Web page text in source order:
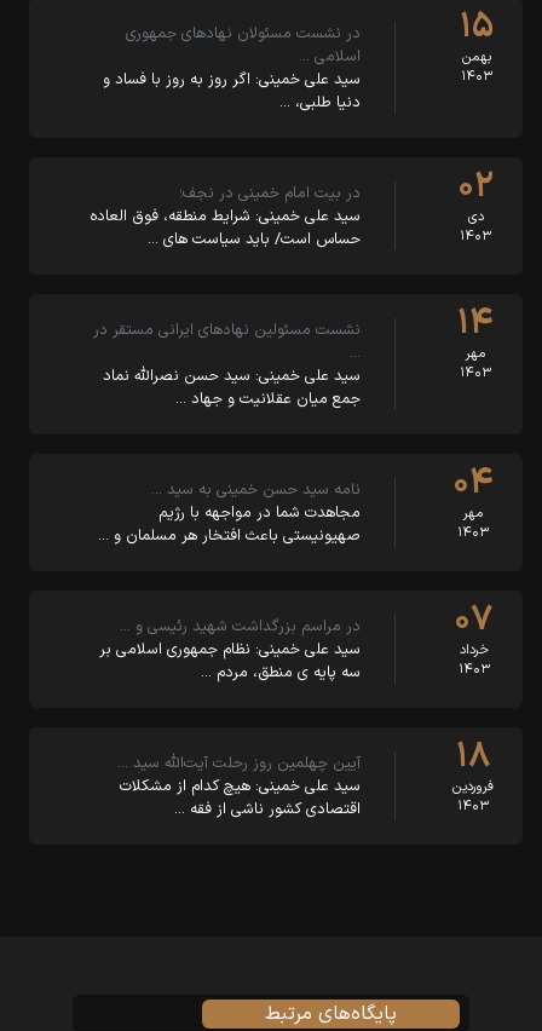
۱۵
بهمن
۱۴۰۳
در نشست مسئولان نهادهای جمهوری
اسلامی …
سید علی خمینی: اگر روز به روز با فساد و
دنیا طلبی، …
۰۲
دی
۱۴۰۳
در بیت امام خمینی در نجف؛
سید علی خمینی: شرایط منطقه، فوق العاده
حساس است/ باید سیاست های …
۱۴
مهر
۱۴۰۳
نشست مسئولین نهادهای ایرانی مستقر در
…
سید علی خمینی: سید حسن نصرالله نماد
جمع میان عقلانیت و جهاد …
۰۴
مهر
۱۴۰۳
نامه سید حسن خمینی به سید …
مجاهدت شما در مواجهه با رژیم
صهیونیستی باعث افتخار هر مسلمان و …
۰۷
خرداد
۱۴۰۳
در مراسم بزرگداشت شهید رئیسی و …
سید علی خمینی: نظام جمهوری اسلامی بر
سه پایه ی منطق، مردم …
۱۸
فروردین
۱۴۰۳
آیین چهلمین روز رحلت آیت‌الله سید …
سید علی خمینی: هیچ کدام از مشکلات
اقتصادی کشور ناشی از فقه …
پایگاه‌های مرتبط